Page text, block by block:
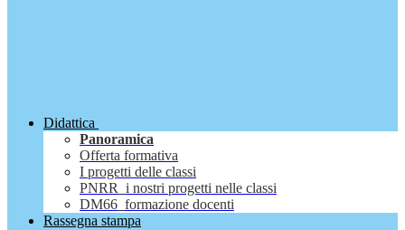
Didattica
Panoramica
Offerta formativa
I progetti delle classi
PNRR_i nostri progetti nelle classi
DM66_formazione docenti
Rassegna stampa